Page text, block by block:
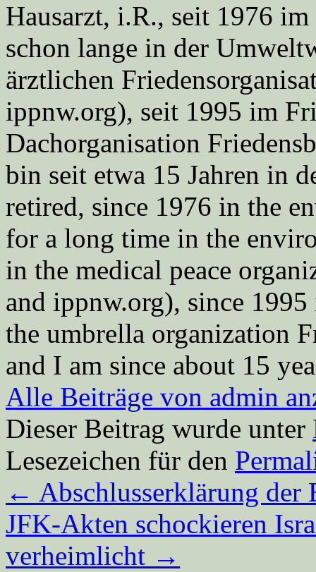
Hausarzt, i.R., seit 1976
schon lange in der
ärztlichen
ippnw.org), seit 1995 im
Dachorganisation
bin seit etwa 15 Jahren in
retired, since 1976 in the
for a long time in the
in the medical peace
and ippnw.org), since
the umbrella organization
and I am since about 15
Alle Beiträge von admin
Dieser Beitrag wurde unter
Lesezeichen für den
← Abschlusserklärung
JFK-Akten schockieren
verheimlicht →